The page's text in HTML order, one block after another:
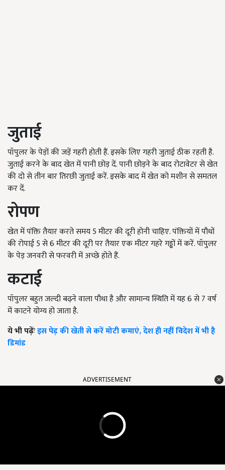
जुताई
पॉपुलर के पेड़ों की जड़ें गहरी होती हैं. इसके लिए गहरी जुताई ठीक रहती है.
जुताई करने के बाद खेत में पानी छोड़ दें. पानी छोड़ने के बाद रोटावेटर से खेत
की दो से तीन बार तिरछी जुताई करें. इसके बाद में खेत को मशीन से समतल
कर दें.
रोपण
खेत में पंक्ति तैयार करते समय 5 मीटर की दूरी होनी चाहिए. पंक्तियों में पौधों
की रोपाई 5 से 6 मीटर की दूरी पर तैयार एक मीटर गहरे गड्ढों में करें. पॉपुलर
के पेड़ जनवरी से फरवरी में अच्छे होते हैं.
कटाई
पॉपुलर बहुत जल्दी बढ़ने वाला पौधा है और सामान्य स्थिति में यह 6 से 7 वर्ष
में काटने योग्य हो जाता है.
ये भी पढ़ेंःइस पेड़ की खेती से करें मोटी कमाएं, देश ही नहीं विदेश में भी है
डिमांड
ADVERTISEMENT